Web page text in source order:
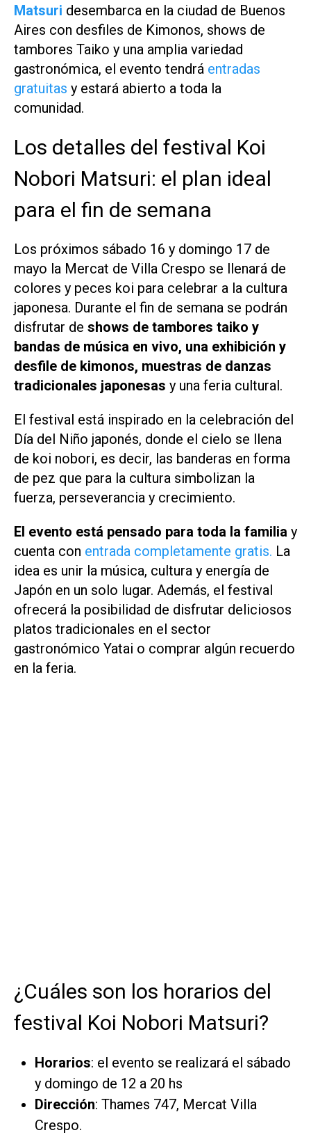
Matsuri desembarca en la ciudad de Buenos
Aires con desfiles de Kimonos, shows de
tambores Taiko y una amplia variedad
gastronómica, el evento tendrá entradas
gratuitas y estará abierto a toda la
comunidad.
Los detalles del festival Koi
Nobori Matsuri: el plan ideal
para el fin de semana
Los próximos sábado 16 y domingo 17 de
mayo la Mercat de Villa Crespo se llenará de
colores y peces koi para celebrar a la cultura
japonesa. Durante el fin de semana se podrán
disfrutar de shows de tambores taiko y
bandas de música en vivo, una exhibición y
desfile de kimonos, muestras de danzas
tradicionales japonesas y una feria cultural.
El festival está inspirado en la celebración del
Día del Niño japonés, donde el cielo se llena
de koi nobori, es decir, las banderas en forma
de pez que para la cultura simbolizan la
fuerza, perseverancia y crecimiento.
El evento está pensado para toda la familia y
cuenta con entrada completamente gratis. La
idea es unir la música, cultura y energía de
Japón en un solo lugar. Además, el festival
ofrecerá la posibilidad de disfrutar deliciosos
platos tradicionales en el sector
gastronómico Yatai o comprar algún recuerdo
en la feria.
¿Cuáles son los horarios del
festival Koi Nobori Matsuri?
Horarios: el evento se realizará el sábado
y domingo de 12 a 20 hs
Dirección: Thames 747, Mercat Villa
Crespo.